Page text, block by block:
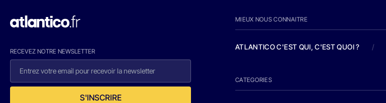
RECEVEZ NOTRE NEWSLETTER
S'INSCRIRE
MIEUX NOUS CONNAITRE
ATLANTICO C'EST QUI, C'EST QUOI ? /
CATEGORIES